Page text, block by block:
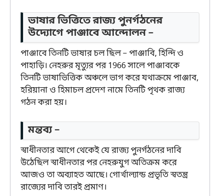
ভাষার ভিত্তিতে রাজ্য পুনর্গঠনের
উদ্যোগে পাঞ্জাবে আন্দোলন –
পাঞ্জাবে তিনটি ভাষার চল ছিল – পাঞ্জাবি, হিন্দি ও
পাহাড়ি। নেহরুর মৃত্যুর পর 1966 সালে পাঞ্জাবকে
তিনটি ভাষাভিত্তিক অঞ্চলে ভাগ করে যথাক্রমে পাঞ্জাব,
হরিয়ানা ও হিমাচল প্রদেশ নামে তিনটি পৃথক রাজ্য
গঠন করা হয়।
মন্তব্য –
স্বাধীনতার আগে থেকেই যে রাজ্য পুনর্গঠনের দাবি
উঠেছিল স্বাধীনতার পর নেহরুযুগ অতিক্রম করে
আজও তা অব্যাহত আছে। গোর্খাল্যান্ড প্রভৃতি স্বতন্ত্র
রাজ্যের দাবি তারই প্রমাণ।